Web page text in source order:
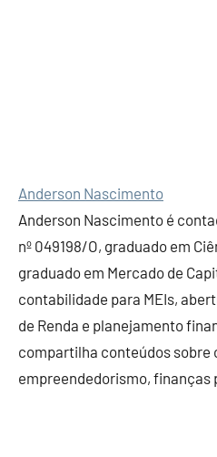
Anderson Nascimento
Anderson Nascimento é
nº 049198/O, graduado em
graduado em Mercado de
contabilidade para MEIs,
de Renda e planejamento
compartilha conteúdos sobre
empreendedorismo, finanças